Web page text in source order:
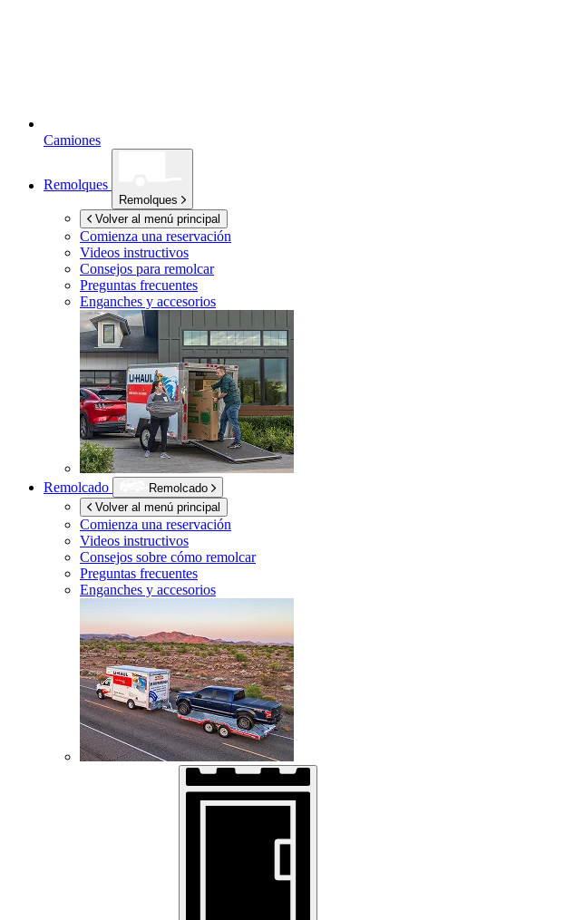
Camiones
Remolques
Remolques
Volver al menú principal
Comienza una reservación
Videos instructivos
Consejos para remolcar
Preguntas frecuentes
Enganches y accesorios
Remolcado
Remolcado
Volver al menú principal
Comienza una reservación
Videos instructivos
Consejos sobre cómo remolcar
Preguntas frecuentes
Enganches y accesorios